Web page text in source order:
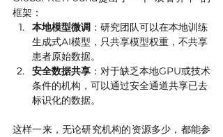
框架：
本地模型微调 ：研究团队可以在本地训练
生成式AI模型，只共享模型权重，不共享
患者原始数据。
安全数据共享 ：对于缺乏本地GPU或技术
条件的机构，可以通过安全通道共享已去
标识化的数据。
这样一来，无论研究机构的资源多少，都能参